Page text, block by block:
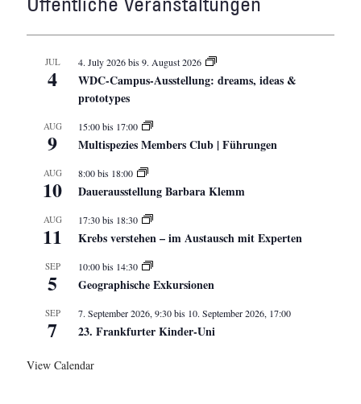
JUL
4
4. July 2026bis9. August 2026
WDC-Campus-Ausstellung: dreams, ideas &
prototypes
AUG
9
15:00bis 17:00
Multispezies Members Club | Führungen
AUG
10
8:00bis 18:00
Dauerausstellung Barbara Klemm
AUG
11
17:30bis 18:30
Krebs verstehen – im Austausch mit Experten
SEP
5
10:00bis 14:30
Geographische Exkursionen
SEP
7
7. September 2026, 9:30bis 10. September 2026, 17:00
23. Frankfurter Kinder-Uni
View Calendar